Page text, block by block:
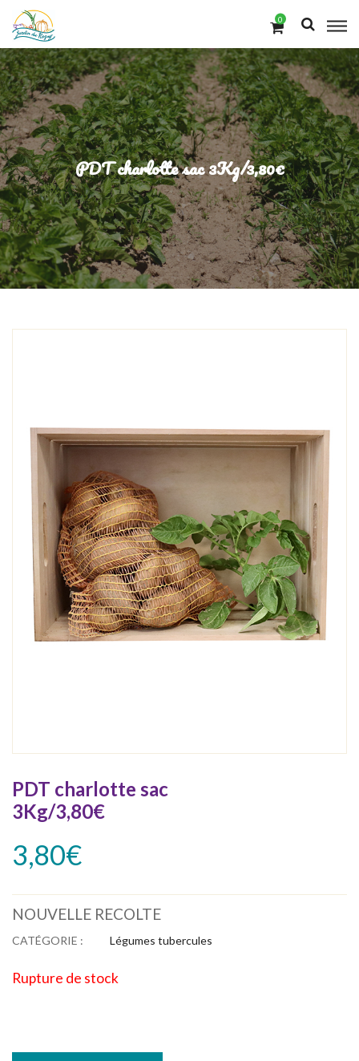
0
PDT charlotte sac 3Kg/3,80€
PDT charlotte sac
3Kg/3,80€
3,80€
NOUVELLE RECOLTE
CATÉGORIE : Légumes tubercules
Rupture de stock